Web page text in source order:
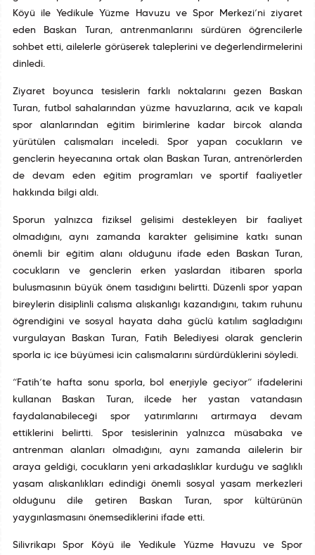
Köyü ile Yedikule Yüzme Havuzu ve Spor Merkezi’ni ziyaret
eden Başkan Turan, antrenmanlarını sürdüren öğrencilerle
sohbet etti, ailelerle görüşerek taleplerini ve değerlendirmelerini
dinledi.
Ziyaret boyunca tesislerin farklı noktalarını gezen Başkan
Turan, futbol sahalarından yüzme havuzlarına, açık ve kapalı
spor alanlarından eğitim birimlerine kadar birçok alanda
yürütülen çalışmaları inceledi. Spor yapan çocukların ve
gençlerin heyecanına ortak olan Başkan Turan, antrenörlerden
de devam eden eğitim programları ve sportif faaliyetler
hakkında bilgi aldı.
Sporun yalnızca fiziksel gelişimi destekleyen bir faaliyet
olmadığını, aynı zamanda karakter gelişimine katkı sunan
önemli bir eğitim alanı olduğunu ifade eden Başkan Turan,
çocukların ve gençlerin erken yaşlardan itibaren sporla
buluşmasının büyük önem taşıdığını belirtti. Düzenli spor yapan
bireylerin disiplinli çalışma alışkanlığı kazandığını, takım ruhunu
öğrendiğini ve sosyal hayata daha güçlü katılım sağladığını
vurgulayan Başkan Turan, Fatih Belediyesi olarak gençlerin
sporla iç içe büyümesi için çalışmalarını sürdürdüklerini söyledi.
“Fatih’te hafta sonu sporla, bol enerjiyle geçiyor” ifadelerini
kullanan Başkan Turan, ilçede her yaştan vatandaşın
faydalanabileceği spor yatırımlarını artırmaya devam
ettiklerini belirtti. Spor tesislerinin yalnızca müsabaka ve
antrenman alanları olmadığını, aynı zamanda ailelerin bir
araya geldiği, çocukların yeni arkadaşlıklar kurduğu ve sağlıklı
yaşam alışkanlıkları edindiği önemli sosyal yaşam merkezleri
olduğunu dile getiren Başkan Turan, spor kültürünün
yaygınlaşmasını önemsediklerini ifade etti.
Silivrikapı Spor Köyü ile Yedikule Yüzme Havuzu ve Spor